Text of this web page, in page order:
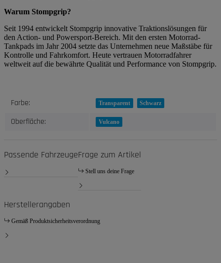
Warum Stompgrip?
Seit 1994 entwickelt Stompgrip innovative Traktionslösungen für
den Action- und Powersport-Bereich. Mit den ersten Motorrad-
Tankpads im Jahr 2004 setzte das Unternehmen neue Maßstäbe für
Kontrolle und Fahrkomfort. Heute vertrauen Motorradfahrer
weltweit auf die bewährte Qualität und Performance von Stompgrip.
Produkteigenschaft
Wert
Farbe: Transparent Schwarz
Oberfläche: Vulcano
Passende FahrzeugeFrage zum Artikel
Stell uns deine Frage
Herstellerangaben
Gemäß Produktsicherheitsverordnung